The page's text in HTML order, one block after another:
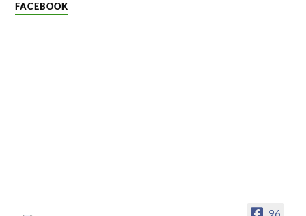
FACEBOOK
96